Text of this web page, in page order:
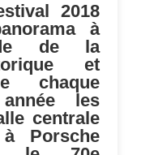
2018
à
de la
et
chaque
les
centrale
Porsche